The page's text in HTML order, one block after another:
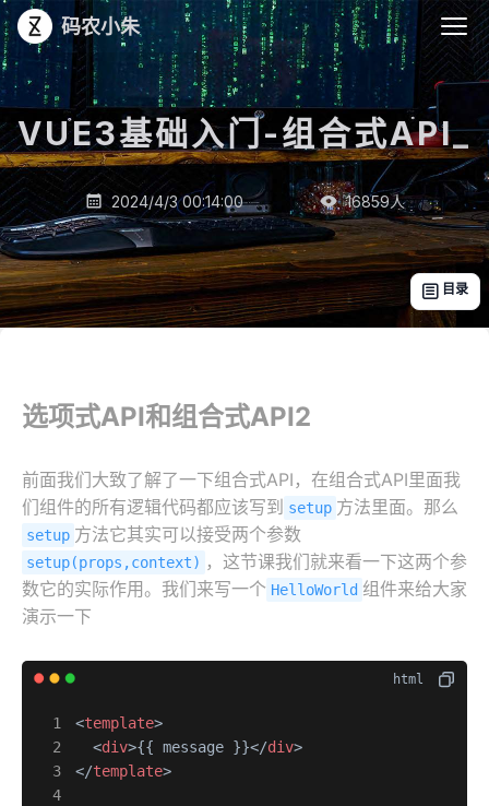
码农小朱
VUE3基础入门-组合式API_
 2024/4/3 00:14:00  16859人
 目录
选项式API和组合式API2
前面我们大致了解了一下组合式API，在组合式API里面我
们组件的所有逻辑代码都应该写到 setup 方法里面。那么
setup 方法它其实可以接受两个参数
setup(props,context) ，这节课我们就来看一下这两个参
数它的实际作用。我们来写一个 HelloWorld 组件来给大家
演示一下
<template>
<div>{{ message }}</div>
</template>